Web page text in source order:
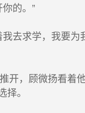
的。”
去求学，我要为
开，顾微扬看着他
。